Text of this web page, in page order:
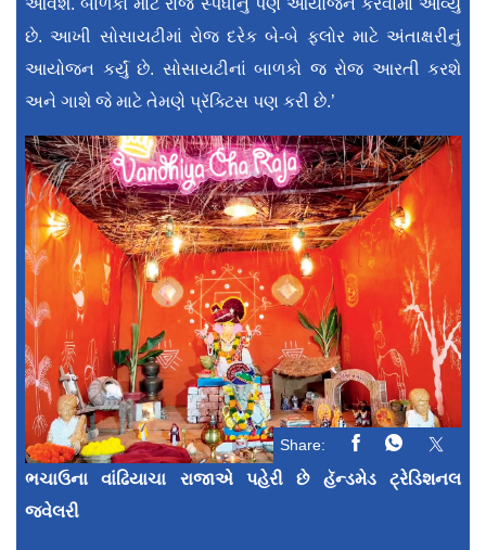
આવશે. બાળકો માટે રોજ સ્પર્ધાનું પણ આયોજન કરવામાં આવ્યું
છે. આખી સોસાયટીમાં રોજ દરેક બે-બે ફ્લોર માટે અંતાક્ષરીનું
આયોજન કર્યું છે. સોસાયટીનાં બાળકો જ રોજ આરતી કરશે
અને ગાશે જે માટે તેમણે પ્રૅક્ટિસ પણ કરી છે.’
Share:
ભચાઉના વાંઢિયાચા રાજાએ પહેરી છે હૅન્ડમેડ ટ્રેડિશનલ
જ્વેલરી